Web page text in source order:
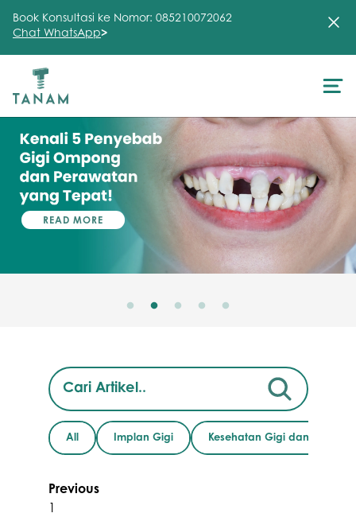
About Us
Treatment
Testimonial
Promo &
Book Konsultasi ke Nomor: 085210072062
Chat WhatsApp>
READ MORE
All Implan Gigi Kesehatan Gigi dan Mulut
Previous
1